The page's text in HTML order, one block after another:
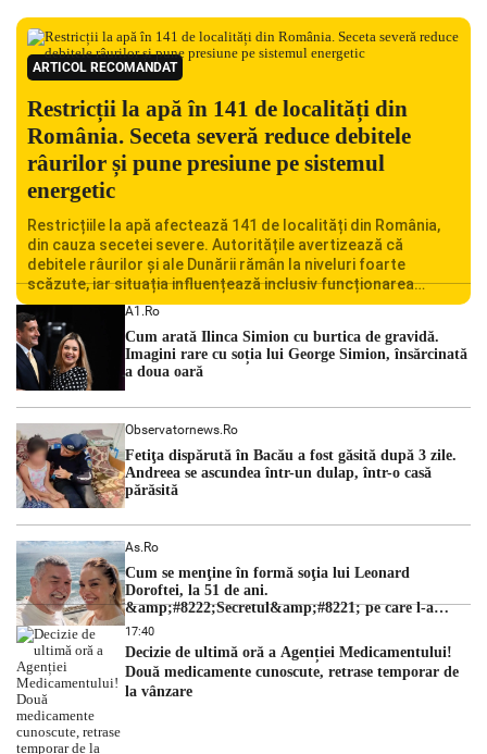
ARTICOL RECOMANDAT
Restricții la apă în 141 de localități din
România. Seceta severă reduce debitele
râurilor și pune presiune pe sistemul
energetic
Restricțiile la apă afectează 141 de localități din România,
din cauza secetei severe. Autoritățile avertizează că
debitele râurilor și ale Dunării rămân la niveluri foarte
scăzute, iar situația influențează inclusiv funcționarea
Centralei Nucleare de la Cernavodă. România se confruntă
cu una dintre cele mai dificile perioade din punct de vedere
hidrologic din ultimii ani. Lipsa […]
A1.ro
Cum arată Ilinca Simion cu burtica de gravidă.
Imagini rare cu soția lui George Simion, însărcinată
a doua oară
Observatornews.ro
Fetiţa dispărută în Bacău a fost găsită după 3 zile.
Andreea se ascundea într-un dulap, într-o casă
părăsită
As.ro
Cum se menţine în formă soţia lui Leonard
Doroftei, la 51 de ani.
&amp;#8222;Secretul&amp;#8221; pe care l-a
dezvăluit
17:40
Decizie de ultimă oră a Agenției Medicamentului!
Două medicamente cunoscute, retrase temporar de
la vânzare